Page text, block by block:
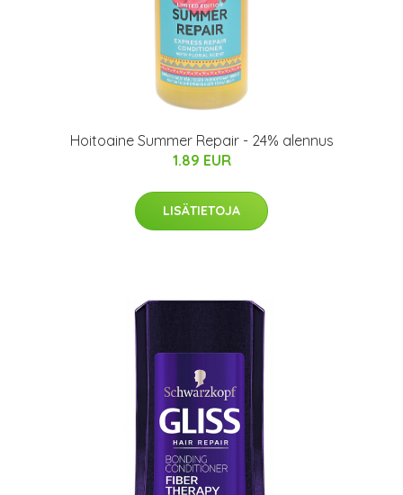
Hoitoaine Summer Repair - 24% alennus
1.89 EUR
LISÄTIETOJA